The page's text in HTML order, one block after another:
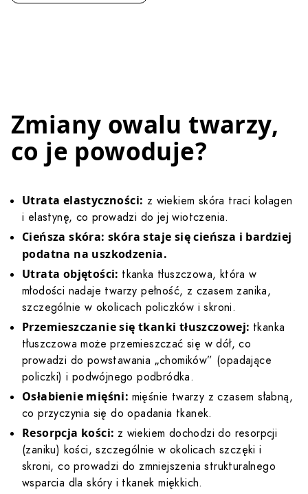
Zmiany owalu twarzy,
co je powoduje?
Utrata elastyczności: z wiekiem skóra traci kolagen
i elastynę, co prowadzi do jej wiotczenia.
Cieńsza skóra: skóra staje się cieńsza i bardziej
podatna na uszkodzenia.
Utrata objętości: tkanka tłuszczowa, która w
młodości nadaje twarzy pełność, z czasem zanika,
szczególnie w okolicach policzków i skroni.
Przemieszczanie się tkanki tłuszczowej: tkanka
tłuszczowa może przemieszczać się w dół, co
prowadzi do powstawania „chomików” (opadające
policzki) i podwójnego podbródka.
Osłabienie mięśni: mięśnie twarzy z czasem słabną,
co przyczynia się do opadania tkanek.
Resorpcja kości: z wiekiem dochodzi do resorpcji
(zaniku) kości, szczególnie w okolicach szczęki i
skroni, co prowadzi do zmniejszenia strukturalnego
wsparcia dla skóry i tkanek miękkich.